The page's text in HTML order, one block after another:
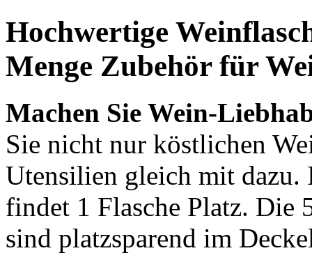
Hochwertige
Menge Zubehör für
Machen Sie Wein-
Sie nicht nur köstlichen
Utensilien gleich mit
findet 1 Flasche Platz. Die
sind platzsparend im